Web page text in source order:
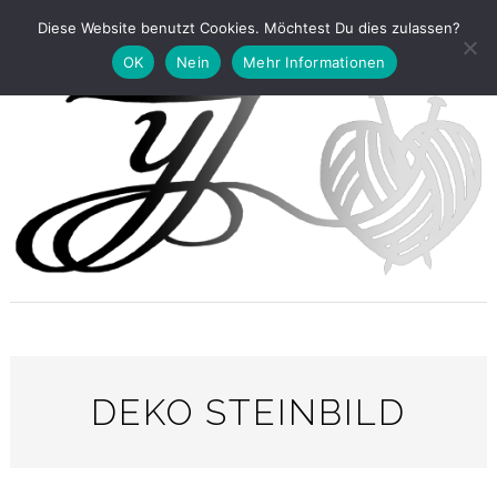
DEKO STEINBILD
Diese Website benutzt Cookies. Möchtest Du dies zulassen?
OK
Nein Mehr Informationen